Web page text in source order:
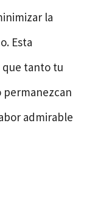
la
Esta
que tanto tu
permanezcan
admirable